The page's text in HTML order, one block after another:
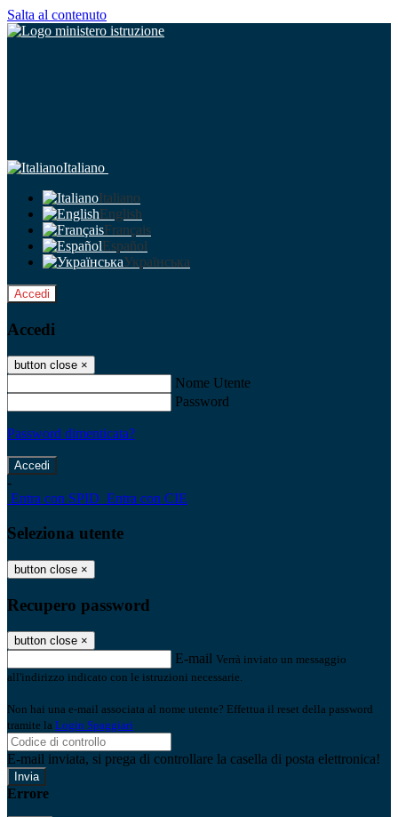
Salta al contenuto
Italiano
Italiano
English
Français
Español
Українська
Accedi
Accedi
button close ×
Nome Utente
Password
Password dimenticata?
-
Entra con SPID Entra con CIE
Seleziona utente
button close ×
Recupero password
button close ×
E-mail Verrà inviato un messaggio
all'indirizzo indicato con le istruzioni necessarie.
Non hai una e-mail associata al nome utente? Effettua il reset della password
tramite la Login Spaggiari
E-mail inviata, si prega di controllare la casella di posta elettronica!
Errore